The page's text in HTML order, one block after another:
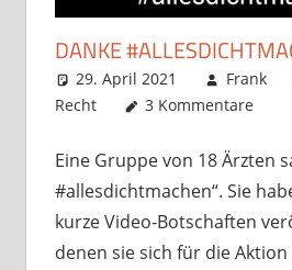
DANKE
29. April 2021 Frank
Recht
3 Kommentare
Eine Gruppe von 18 Ärzten
#allesdichtmachen“. Sie
kurze Video-Botschaften
denen sie sich für die Aktion